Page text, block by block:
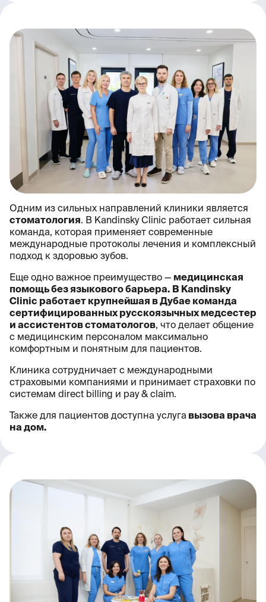
Одним из сильных направлений клиники является
стоматология. В Kandinsky Clinic работает сильная
команда, которая применяет современные
международные протоколы лечения и комплексный
подход к здоровью зубов.
Еще одно важное преимущество — медицинская
помощь без языкового барьера. В Kandinsky
Clinic работает крупнейшая в Дубае команда
сертифицированных русскоязычных медсестер
и ассистентов стоматологов, что делает общение
с медицинским персоналом максимально
комфортным и понятным для пациентов.
Клиника сотрудничает с международными
страховыми компаниями и принимает страховки по
системам direct billing и pay & claim.
Также для пациентов доступна услуга вызова врача
на дом.